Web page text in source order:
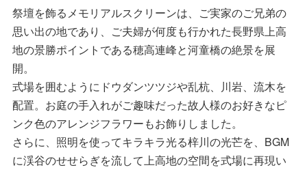
祭壇を飾るメモリアルスクリーンは、ご実家のご兄弟の
思い出の地であり、ご夫婦が何度も行かれた長野県上高
地の景勝ポイントである穂高連峰と河童橋の絶景を展
開。
式場を囲むようにドウダンツツジや乱杭、川岩、流木を
配置。お庭の手入れがご趣味だった故人様のお好きなピ
ンク色のアレンジフラワーもお飾りしました。
さらに、照明を使ってキラキラ光る梓川の光芒を、BGM
に渓谷のせせらぎを流して上高地の空間を式場に再現い